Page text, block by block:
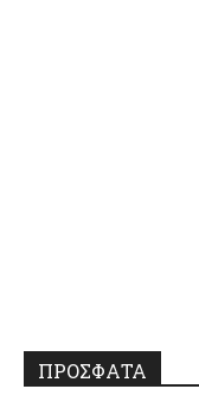
ΠΡΟΣΦΑΤΑ